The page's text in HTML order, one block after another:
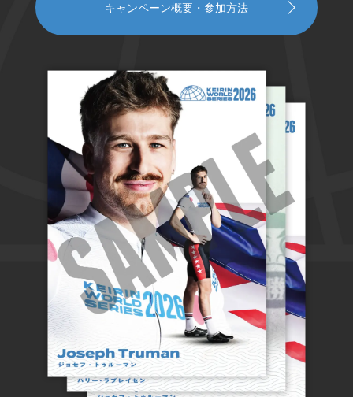
キャンペーン概要・参加方法